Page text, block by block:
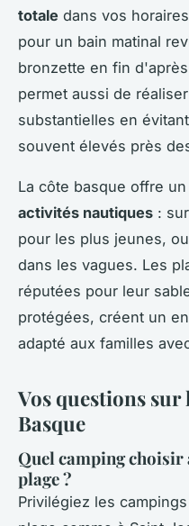
totale dans vos
pour un bain matinal
bronzette en fin
permet aussi de
substantielles en
souvent élevés près
La côte basque offre
activités nautiques :
pour les plus jeunes,
dans les vagues. Les
réputées pour leur
protégées, créent un
adapté aux familles
Vos questions sur
Basque
Quel camping choisir
plage ?
Privilégiez les